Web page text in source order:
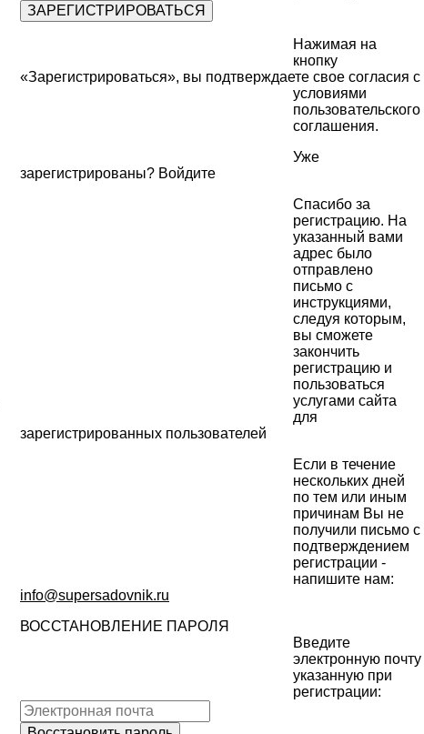
Нажимая на
кнопку
«Зарегистрироваться», вы подтверждаете свое согласия с
условиями
пользовательского
соглашения.
Уже
зарегистрированы? Войдите
Спасибо за
регистрацию. На
указанный вами
адрес было
отправлено
письмо с
инструкциями,
следуя которым,
вы сможете
закончить
регистрацию и
пользоваться
услугами сайта
для
зарегистрированных пользователей
Если в течение
нескольких дней
по тем или иным
причинам Вы не
получили письмо с
подтверждением
регистрации -
напишите нам:
info@supersadovnik.ru
ВОССТАНОВЛЕНИЕ ПАРОЛЯ
Введите
электронную почту
указанную при
регистрации: